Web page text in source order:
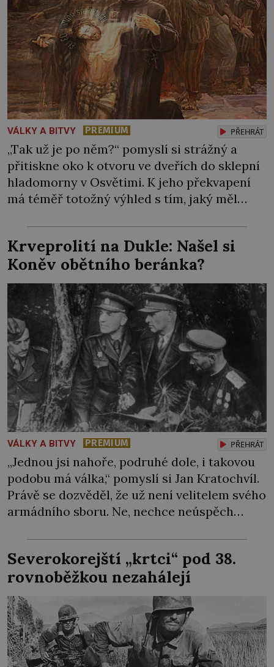
VÁLKY A BITVY PREMIUM PŘEHRÁT
„Tak už je po něm?“ pomyslí si strážný a
přitiskne oko k otvoru ve dveřích do sklepní
hladomorny v Osvětimi. K jeho překvapení
má téměř totožný výhled s tím, jaký měl
Uvězněný kněz zde mlčky sedí na podlaze s
blaženým výrazem. Esesáci by ale rádi do
kobky hodili další nebožáky, […]
Krveprolití na Dukle: Našel si
Koněv obětního beránka?
VÁLKY A BITVY PREMIUM PŘEHRÁT
„Jednou jsi nahoře, podruhé dole, i takovou
podobu má válka,“ pomyslí si Jan Kratochvíl.
Právě se dozvěděl, že už není velitelem svého
armádního sboru. Ne, nechce neúspěch
O jeho schopnosti tu ovšem nejde. Sověti
zkrátka musejí najít viníka… Generál
Heliodor Píka (1897–1949), velitel mise
Československé armády […]
Severokorejští „krtci“ pod 38.
rovnoběžkou nezahálejí